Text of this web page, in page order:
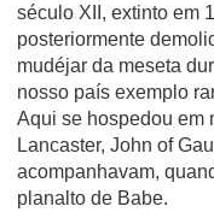
século XII, extinto em
posteriormente
mudéjar da meseta
nosso país exemplo
Aqui se hospedou em
Lancaster, John of
acompanhavam,
planalto de Babe.